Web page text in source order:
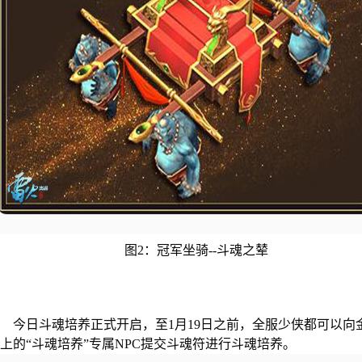
图2：冠军坐骑--斗魂之辇
斗魂培养正式开启，至1月19日之前，全服少侠都可以向
的“斗魂培养”专属NPC提交斗魂符进行斗魂培养。